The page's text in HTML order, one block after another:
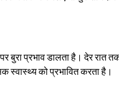
बुरा प्रभाव डालता है। देर रात
स्वास्थ्य को प्रभावित करता है।